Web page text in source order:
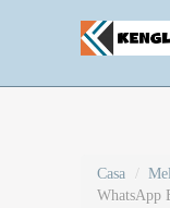
Casa /
WhatsApp